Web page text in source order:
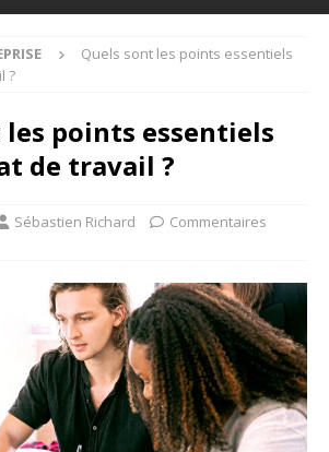
Quels sont les points essentiels
?
les points essentiels
de travail ?
Sébastien Richard
Commentaires